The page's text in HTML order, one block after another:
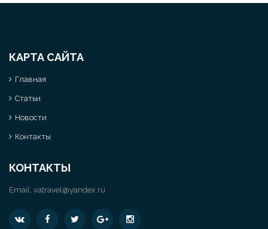
КАРТА САЙТА
Главная
Статьи
Новости
Контакты
КОНТАКТЫ
Email: vatravel@yandex.ru